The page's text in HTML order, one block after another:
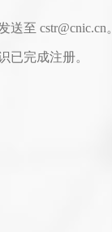
送至 cstr@cnic.cn
已完成注册。